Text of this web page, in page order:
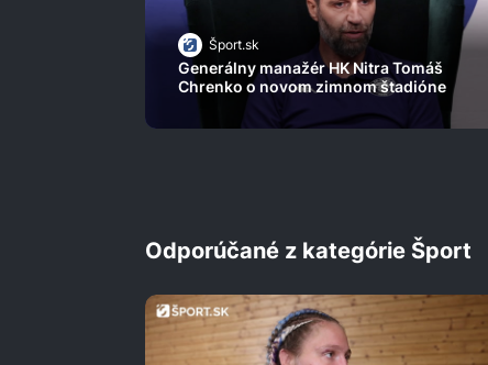
Šport.sk
Generálny manažér HK Nitra Tomáš
Chrenko o novom zimnom štadióne
Odporúčané z kategórie Šport